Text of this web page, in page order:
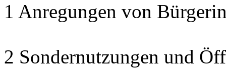
1 Anregungen von
2 Sondernutzungen und